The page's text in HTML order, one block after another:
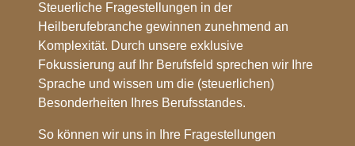
Steuerliche Fragestellungen in der
Heilberufebranche gewinnen zunehmend an
Komplexität. Durch unsere exklusive
Fokussierung auf Ihr Berufsfeld sprechen wir Ihre
Sprache und wissen um die (steuerlichen)
Besonderheiten Ihres Berufsstandes.
So können wir uns in Ihre Fragestellungen